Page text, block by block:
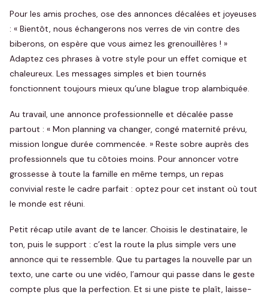
Pour les amis proches, ose des annonces décalées et joyeuses
: « Bientôt, nous échangerons nos verres de vin contre des
biberons, on espère que vous aimez les grenouillères ! »
Adaptez ces phrases à votre style pour un effet comique et
chaleureux. Les messages simples et bien tournés
fonctionnent toujours mieux qu’une blague trop alambiquée.
Au travail, une annonce professionnelle et décalée passe
partout : « Mon planning va changer, congé maternité prévu,
mission longue durée commencée. » Reste sobre auprès des
professionnels que tu côtoies moins. Pour annoncer votre
grossesse à toute la famille en même temps, un repas
convivial reste le cadre parfait : optez pour cet instant où tout
le monde est réuni.
Petit récap utile avant de te lancer. Choisis le destinataire, le
ton, puis le support : c’est la route la plus simple vers une
annonce qui te ressemble. Que tu partages la nouvelle par un
texto, une carte ou une vidéo, l’amour qui passe dans le geste
compte plus que la perfection. Et si une piste te plaît, laisse-